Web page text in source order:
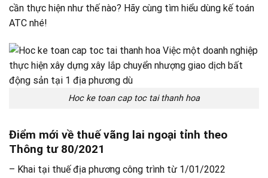
cần thực hiện như thế nào? Hãy cùng tìm hiểu dùng kế toán
ATC nhé!
Hoc ke toan cap toc tai thanh hoa
Điểm mới về thuế vãng lai ngoại tỉnh theo
Thông tư 80/2021
– Khai tại thuế địa phương công trình từ 1/01/2022